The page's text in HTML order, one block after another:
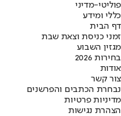
פוליטי-מדיני
כללי ומידע
דף הבית
זמני כניסת וצאת שבת
מגזין השבוע
בחירות 2026
אודות
צור קשר
נבחרת הכתבים והפרשנים
מדיניות פרטיות
הצהרת נגישות